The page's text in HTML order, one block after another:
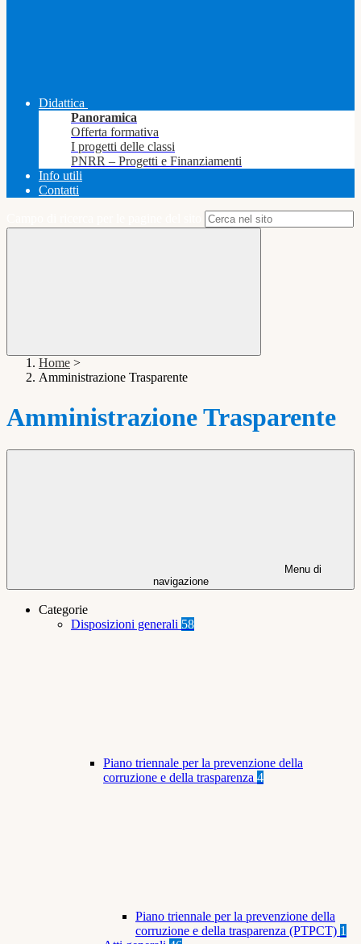
Didattica
Panoramica
Offerta formativa
I progetti delle classi
PNRR – Progetti e Finanziamenti
Info utili
Contatti
Home >
Amministrazione Trasparente
Amministrazione Trasparente
Menu di
navigazione
Categorie
Disposizioni generali 58
Piano triennale per la prevenzione della
corruzione e della trasparenza 4
Piano triennale per la prevenzione della
corruzione e della trasparenza (PTPCT) 1